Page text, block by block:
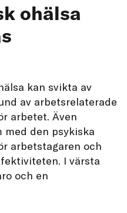
ohälsa
kan svikta av
av arbetsrelaterade
arbetet. Även
med den psykiska
arbetstagaren och
I värsta
och en